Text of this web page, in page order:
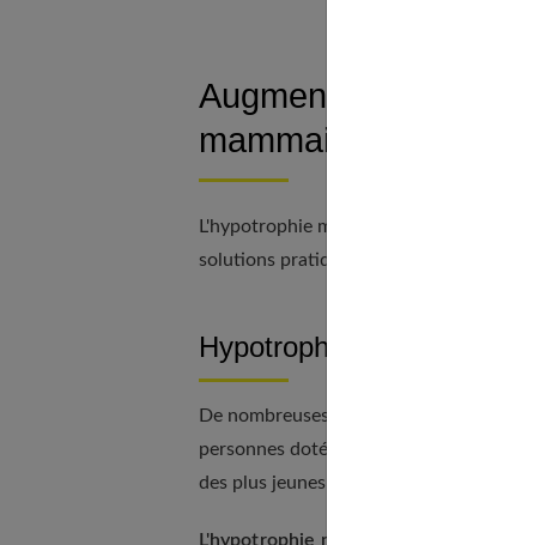
Augmentation
mammaire
L'hypotrophie mammaire est à l'origine
solutions pratiques et efficaces pour y
Hypotrophie mammaire et
De nombreuses femmes se sentent
personnes dotées d'une poitrine
des plus jeunes et des adultes allant
L'hypotrophie mammaire